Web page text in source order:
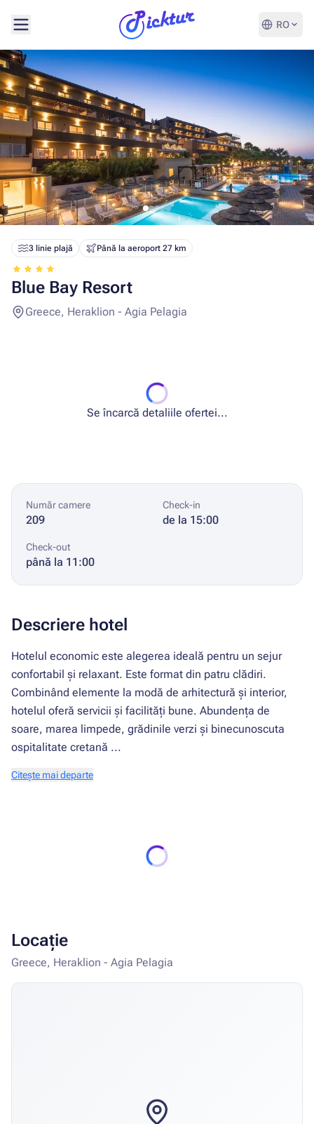
RO
3 linie plajă Până la aeroport 27 km
Blue Bay Resort
Greece, Heraklion - Agia Pelagia
Se încarcă detaliile ofertei...
Număr camere
209
Check-in
de la 15:00
Check-out
până la 11:00
Descriere hotel
Hotelul economic este alegerea ideală pentru un sejur
confortabil și relaxant. Este format din patru clădiri.
Combinând elemente la modă de arhitectură și interior,
hotelul oferă servicii și facilități bune. Abundența de
soare, marea limpede, grădinile verzi și binecunoscuta
ospitalitate cretană ...
Citește mai departe
Locație
Greece, Heraklion - Agia Pelagia